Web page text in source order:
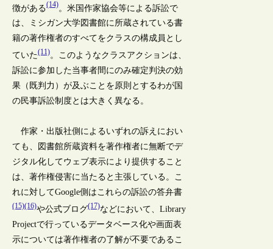
徴がある(14)。米国作家協会等による訴訟で
は、ミシガン大学図書館に所蔵されている書
籍の著作権者のすべてをクラスの構成員とし
ていた(11)。このようなクラスアクションは、
訴訟に参加した当事者間にのみ確定判決の効
果（既判力）が及ぶことを原則とするわが国
の民事訴訟制度とは大きく異なる。
作家・出版社側によるいずれの訴えにおい
ても、図書館所蔵資料を著作権者に無断でデ
ジタル化してウェブ表示により提供すること
は、著作権侵害に当たると主張している。こ
れに対してGoogle側はこれらの訴訟の答弁書
(15)(16)や公式ブログ(17)などにおいて、Library
Projectで行っているデータベース化や画面表
示については著作権者の了解が不要であるこ